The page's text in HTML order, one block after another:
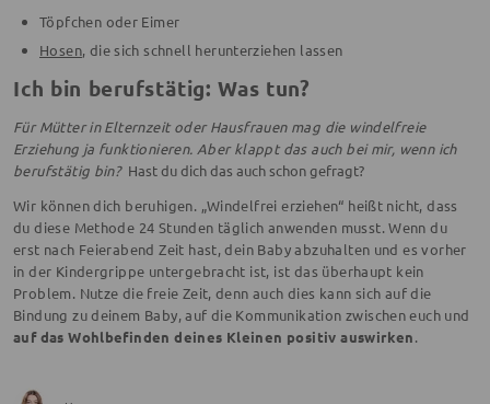
Töpfchen oder Eimer
Hosen, die sich schnell herunterziehen lassen
Ich bin berufstätig: Was tun?
Für Mütter in Elternzeit oder Hausfrauen mag die windelfreie
Erziehung ja funktionieren. Aber klappt das auch bei mir, wenn ich
berufstätig bin? Hast du dich das auch schon gefragt?
Wir können dich beruhigen. „Windelfrei erziehen“ heißt nicht, dass
du diese Methode 24 Stunden täglich anwenden musst. Wenn du
erst nach Feierabend Zeit hast, dein Baby abzuhalten und es vorher
in der Kindergrippe untergebracht ist, ist das überhaupt kein
Problem. Nutze die freie Zeit, denn auch dies kann sich auf die
Bindung zu deinem Baby, auf die Kommunikation zwischen euch und
auf das Wohlbefinden deines Kleinen positiv auswirken.